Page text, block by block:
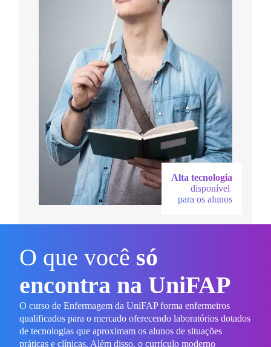
Alta tecnologia
disponível
para os alunos
O que você só
encontra na UniFAP
O curso de Enfermagem da UniFAP forma enfermeiros
qualificados para o mercado oferecendo laboratórios dotados
de tecnologias que aproximam os alunos de situações
práticas e clínicas. Além disso, o currículo moderno